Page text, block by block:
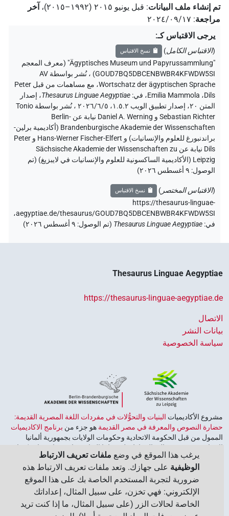
تم إنشاء ملف البيانات:قبل يونيو ۲۰۱٥ (۱۹۹۲–۲۰۱٥) ،آخر
مراجعة:٢٠٢٤/٠٩/١٧
يرجى الاقتباس كـ:
الاقتباس الكامل) نسخ الاقتباس
"Ägyptisches Museum und Papyrussammlung" (معرف المعجم
GOUD7BQ5DBCENBWBR4KFWDW5SI) ،
نُشر بواسطة AV
Wortschatz der ägyptischen Sprache،مع مساهمات من قبل Peter
Dils،Emilia Mammola،في:
Thesaurus Linguae Aegyptiae،إصدار
المتن ٢٠، إصدار تطبيق الويب ۱.٥.٢، ٢٠٢٦/٦/٥ ، نُشر بواسطة Tonio
Sebastian Richter و Daniel A. Werning نيابة عن Berlin-
Brandenburgische Akademie der Wissenschaften (أكاديمية برلين-
براندنبورغ للعلوم والإنسانيات) و Hans-Werner Fischer-Elfert و Peter
Dils نيابة عن Sächsische Akademie der Wissenschaften zu
Leipzig (الأكاديمية الساكسونية للعلوم والإنسانيات في لايبزيغ) (تم
الوصول: ٩ أغسطس ٢٠٢٦ )
الاقتباس المختصر) نسخ الاقتباس
https://thesaurus-linguae-
aegyptiae.de/thesaurus/GOUD7BQ5DBCENBWBR4KFWDW5SI،
في:
Thesaurus Linguae Aegyptiae
(تم الوصول: ٩ أغسطس ٢٠٢٦ )
Thesaurus Linguae Aegyptiae
https://thesaurus-linguae-aegyptiae.de
الاتصال
بيانات النشر
سياسة الخصوصية
مشروع الأكاديميات ‏البنيات والتحوُّلات في مفردات اللغة المصرية القديمة:
حضارة النصوص والمعرفة في مصر القديمةهو جزء منبرنامج الاكاديميات
الممول من قبل الحكومة الاتحادية وحكومات الولايات بجمهورية ألمانيا
الاتحادية، وهو يهدف إلى الحفاظ على تراثنا الثقافي واسترجاعه واستكشافه.
يُنسَّق البرنامج من قِبلاتحاد الأكاديميات الألمانية للعلوم والإنسانيات
يرغب هذا الموقع في وضعملفات تعريف الارتباط
الوظيفيةعلى جهازك. وتعد ملفات تعريف الارتباط هذه
ضرورية لتجربة المستخدم الخاصة بك على هذا الموقع
الإلكتروني: فهي تخزن، على سبيل المثال، إعداداتك
الخاصة لحالات الزر (على سبيل المثال، ما إذا كنت تريد